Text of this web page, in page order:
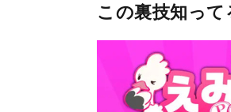
この裏技知って